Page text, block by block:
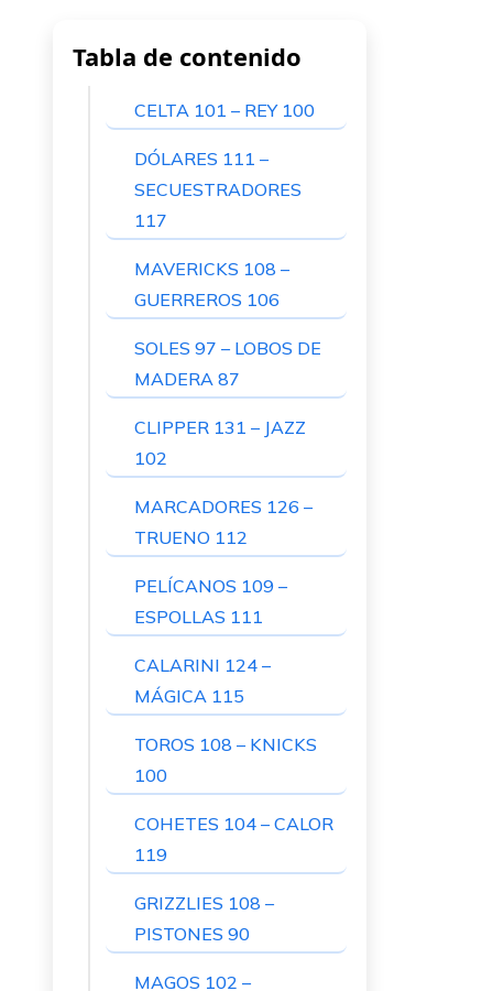
Tabla de contenido
CELTA 101 – REY 100
DÓLARES 111 –
SECUESTRADORES
117
MAVERICKS 108 –
GUERREROS 106
SOLES 97 – LOBOS DE
MADERA 87
CLIPPER 131 – JAZZ
102
MARCADORES 126 –
TRUENO 112
PELÍCANOS 109 –
ESPOLLAS 111
CALARINI 124 –
MÁGICA 115
TOROS 108 – KNICKS
100
COHETES 104 – CALOR
119
GRIZZLIES 108 –
PISTONES 90
MAGOS 102 –